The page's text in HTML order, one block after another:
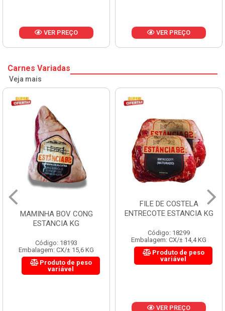
VER PREÇO VER
Carnes Variadas
Veja mais
MAMINHA BOV CONG
ESTANCIA KG
Código: 18193
Embalagem: CX/± 15,6 KG
Produto de peso
variável
FILE DE COSTELA
ENTRECOTE ESTANCIA KG
Código: 18299
Embalagem: CX/± 14,4 KG
Produto de peso
variável
VER PREÇO